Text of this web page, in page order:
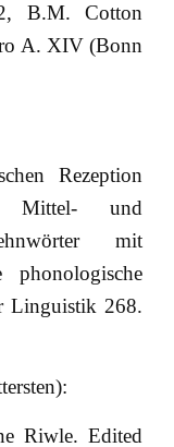
B.M. Cotton
A. XIV (Bonn
Rezeption
Mittel- und
mit
Linguistik 268.
Riwle. Edited